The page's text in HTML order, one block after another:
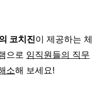
코치진이 제공하는 체
으로 임직원들의 직무
소해 보세요!